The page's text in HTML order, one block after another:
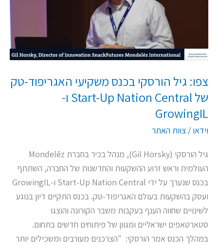
צפו: גיל הורסקי בכנס משקיעי האגריפוד-טק
של Start-Up Nation Central ו-
GrowingIL
וידאו / צוות האתר
גיל הורסקי (Gil Horsky), מנהל בכיר בחברת Mondelēz
העולמית וראש זרוע ההשקעות והחדשנות של החברה, השתתף
בכנס שנערך על ידי Start-Up Nation Central ו-GrowingIL
ועסק בהשקעות בעולם האגריפוד-טק. בכנס התקיים דיון בנוגע
לשינויים שחווה הענף בעקבות משבר הקורונה והוצגו
סטארטאפים ישראליים ומגוון של פיתוחים חדשים בתחום.
במהלך הכנס אמר הורסקי: "הצרכנים מעורבים ומשכילים יותר
האגריפוד-טק
Start-
Nation
Central
ו-
GrowingIL